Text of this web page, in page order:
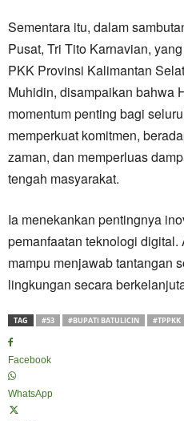
Sementara itu, dalam
Pusat, Tri Tito Karnavian,
PKK Provinsi Kalimantan
Muhidin, disampaikan bahwa
momentum penting bagi
memperkuat komitmen,
zaman, dan memperluas
tengah masyarakat.
Ia menekankan pentingnya
pemanfaatan teknologi
mampu menjawab tantangan
lingkungan secara
TAG #53 #BUPATI BATULICIN #TPPKK
Facebook
WhatsApp